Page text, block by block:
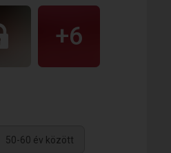
+6
50-60 év között